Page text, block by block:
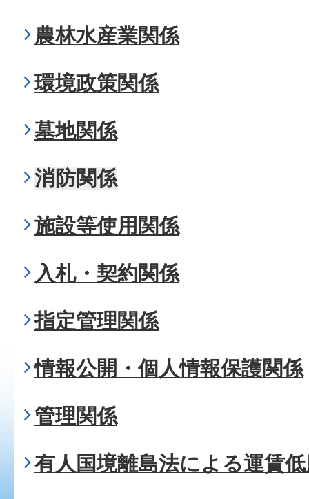
農林水産業関係
環境政策関係
墓地関係
消防関係
施設等使用関係
入札・契約関係
指定管理関係
情報公開・個人情報保護関係
管理関係
有人国境離島法による運賃